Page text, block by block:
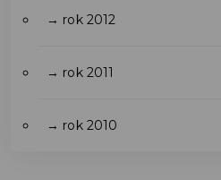
→ rok 2012
→ rok 2011
→ rok 2010